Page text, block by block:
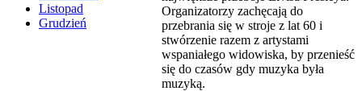
Listopad
Grudzień
Organizatorzy zachęcają do
przebrania się w stroje z lat 60 i
stwórzenie razem z artystami
wspaniałego widowiska, by przenieść
się do czasów gdy muzyka była
muzyką.